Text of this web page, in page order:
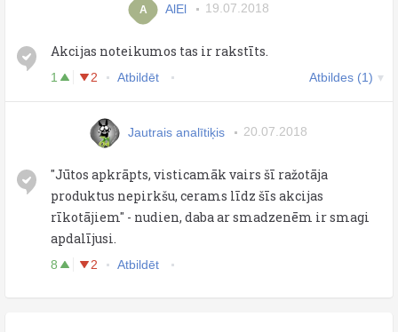
A AlEl 19.07.2018
Akcijas noteikumos tas ir rakstīts.
1 2 Atbildēt Atbildes (1)
Jautrais analītiķis 20.07.2018
"Jūtos apkrāpts, visticamāk vairs šī ražotāja
produktus nepirkšu, cerams līdz šīs akcijas
rīkotājiem" - nudien, daba ar smadzenēm ir smagi
apdalījusi.
8 2 Atbildēt